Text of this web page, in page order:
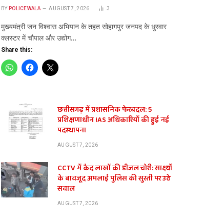
BY POLICEWALA AUGUST 7, 2026 3
​मुख्यमंत्री जन विश्वास अभियान के तहत सोहागपुर जनपद के धुरवार
क्लस्टर में चौपाल और उद्योग…
Share this:
छत्तीसगढ़ में प्रशासनिक फेरबदल: 5
प्रशिक्षणाधीन IAS अधिकारियों की हुई नई
पदस्थापना
AUGUST 7, 2026
CCTV में कैद लाखों की डीजल चोरी: साक्ष्यों
के बावजूद अमलाई पुलिस की सुस्ती पर उठे
सवाल
AUGUST 7, 2026